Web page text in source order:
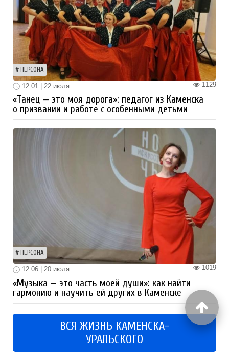
ПЕРСОНА
1129
12:01 | 22 июля
«Танец — это моя дорога»: педагог из Каменска
о призвании и работе с особенными детьми
ПЕРСОНА
1019
12:06 | 20 июля
«Музыка — это часть моей души»: как найти
гармонию и научить ей других в Каменске
ВСЯ ЖИЗНЬ КАМЕНСКА-
УРАЛЬСКОГО